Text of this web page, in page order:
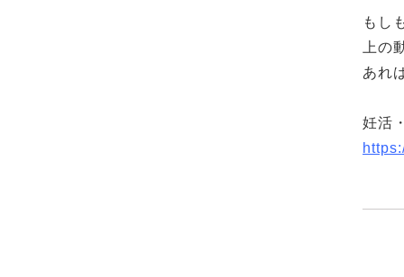
もし
上の
あれ
妊活